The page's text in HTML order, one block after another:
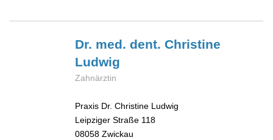
Dr. med. dent. Christine
Ludwig
Zahnärztin
Praxis Dr. Christine Ludwig
Leipziger Straße 118
08058 Zwickau